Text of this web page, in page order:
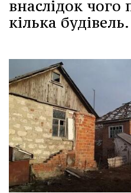
внаслідок
кілька будівель.